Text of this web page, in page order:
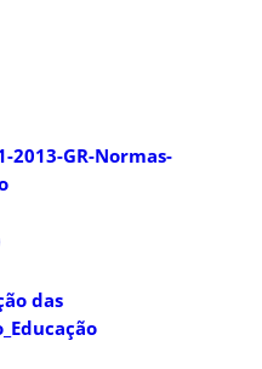
2013-GR-Normas-
das